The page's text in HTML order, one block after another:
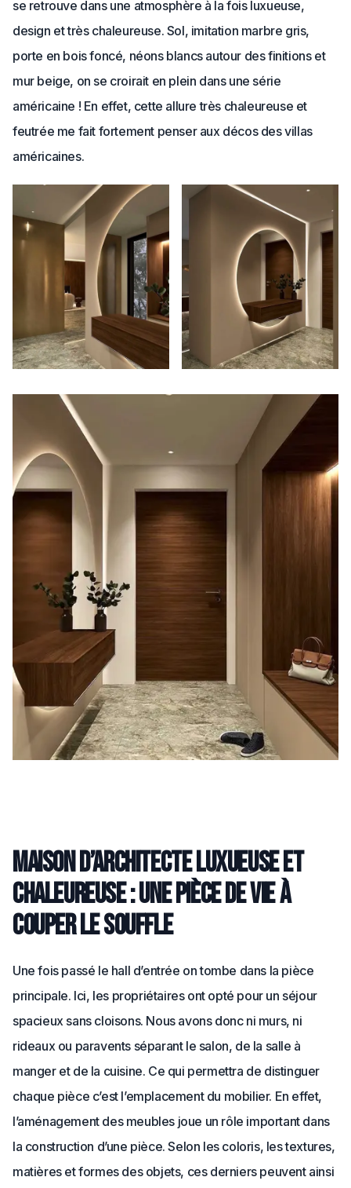
se retrouve dans une atmosphère à la fois luxueuse,
design et très chaleureuse. Sol, imitation marbre gris,
porte en bois foncé, néons blancs autour des finitions et
mur beige, on se croirait en plein dans une série
américaine ! En effet, cette allure très chaleureuse et
feutrée me fait fortement penser aux décos des villas
américaines.
Maison d’architecte luxueuse et
chaleureuse : Une pièce de vie à
couper le souffle
Une fois passé le hall d’entrée on tombe dans la pièce
principale. Ici, les propriétaires ont opté pour un séjour
spacieux sans cloisons. Nous avons donc ni murs, ni
rideaux ou paravents séparant le salon, de la salle à
manger et de la cuisine. Ce qui permettra de distinguer
chaque pièce c’est l’emplacement du mobilier. En effet,
l’aménagement des meubles joue un rôle important dans
la construction d’une pièce. Selon les coloris, les textures,
matières et formes des objets, ces derniers peuvent ainsi